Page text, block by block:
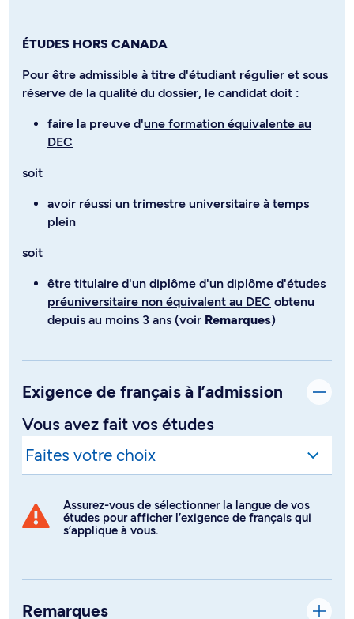
ÉTUDES HORS CANADA
Pour être admissible à titre d'étudiant régulier et sous
réserve de la qualité du dossier, le candidat doit :
faire la preuve d'une formation équivalente au
DEC
soit
avoir réussi un trimestre universitaire à temps
plein
soit
être titulaire d'un diplôme d'un diplôme d'études
préuniversitaire non équivalent au DEC obtenu
depuis au moins 3 ans (voir Remarques)
Exigence de français à l’admission
Vous avez fait vos études
Assurez-vous de sélectionner la langue de vos
études pour afficher l’exigence de français qui
s’applique à vous.
Remarques